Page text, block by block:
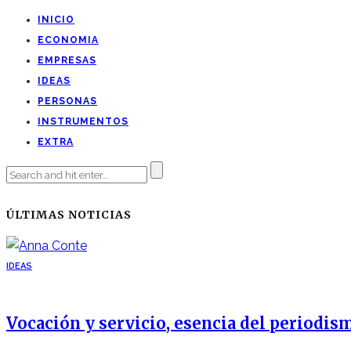
INICIO
ECONOMIA
EMPRESAS
IDEAS
PERSONAS
INSTRUMENTOS
EXTRA
ÚLTIMAS NOTICIAS
IDEAS
Vocación y servicio, esencia del